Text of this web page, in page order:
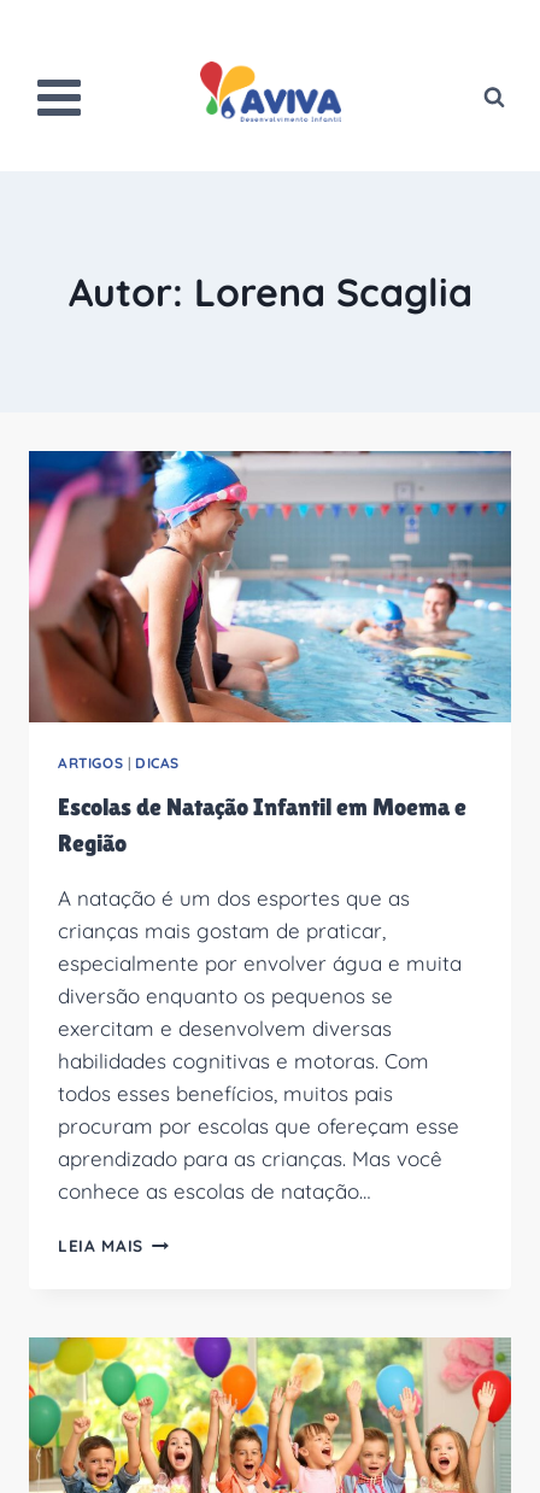
Conteúdo
Autor: Lorena Scaglia
ARTIGOS | DICAS
Escolas de Natação Infantil em Moema e
Região
A natação é um dos esportes que as
crianças mais gostam de praticar,
especialmente por envolver água e muita
diversão enquanto os pequenos se
exercitam e desenvolvem diversas
habilidades cognitivas e motoras. Com
todos esses benefícios, muitos pais
procuram por escolas que ofereçam esse
aprendizado para as crianças. Mas você
conhece as escolas de natação…
LEIA MAIS ESCOLAS
EM
MOEMA
E
REGIÃO